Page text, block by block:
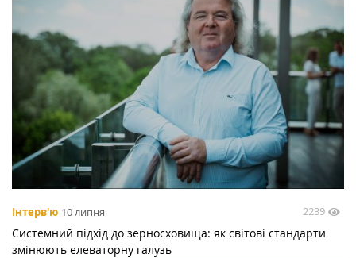
Інтерв'ю 10 липня 2239
Системний підхід до зерносховища: як світові стандарти
змінюють елеваторну галузь